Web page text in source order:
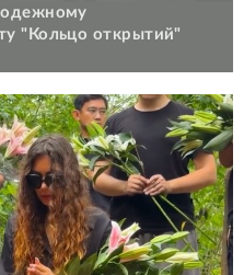
"Кольцо открытий"